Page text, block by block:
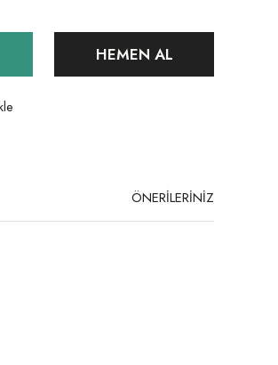
HEMEN AL
ÖNERİLERİNİZ